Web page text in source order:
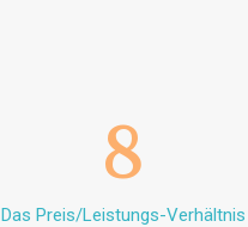
8
Das Preis/Leistungs-Verhältnis